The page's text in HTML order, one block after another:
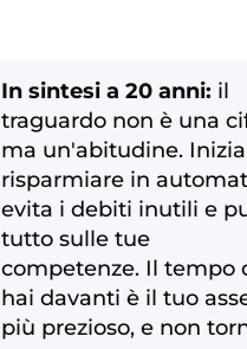
In sintesi a 20 anni: il
traguardo non è una
ma un'abitudine.
risparmiare in
evita i debiti inutili e
tutto sulle tue
competenze. Il tempo
hai davanti è il tuo
più prezioso, e non